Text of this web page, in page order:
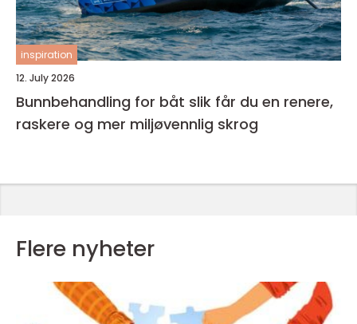
inspiration
12. July 2026
Bunnbehandling for båt slik får du en renere,
raskere og mer miljøvennlig skrog
Flere nyheter